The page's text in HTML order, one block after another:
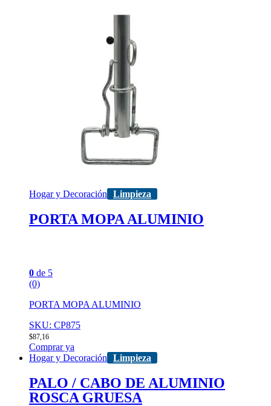
Hogar y Decoración Limpieza
PORTA MOPA ALUMINIO
0 de 5
(0)
PORTA MOPA ALUMINIO
SKU: CP875
$87,16
Comprar ya
Hogar y Decoración
Limpieza
PALO / CABO DE ALUMINIO
ROSCA GRUESA